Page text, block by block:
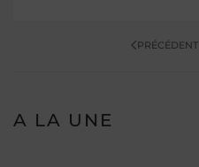
PRÉCÉDENT
A LA UNE